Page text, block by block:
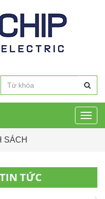
SÁCH
TỨC